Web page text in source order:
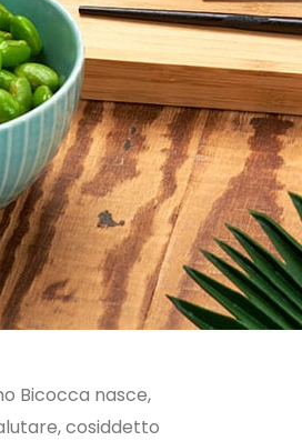
Bicocca nasce,
cosiddetto